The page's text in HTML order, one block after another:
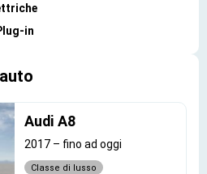
in
Audi A8
2017 – fino ad oggi
Classe di lusso